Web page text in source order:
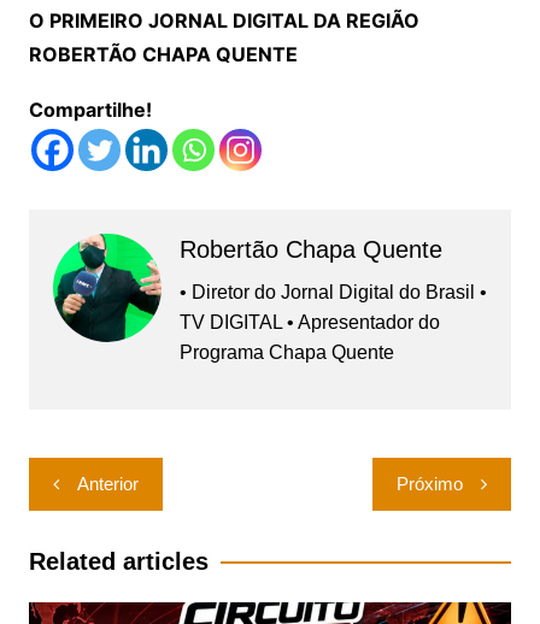
O PRIMEIRO JORNAL DIGITAL DA REGIÃO
ROBERTÃO CHAPA QUENTE
Compartilhe!
Robertão Chapa Quente
• Diretor do Jornal Digital do Brasil •
TV DIGITAL • Apresentador do
Programa Chapa Quente
Navegação
de
Post
Anterior Próximo
Related articles